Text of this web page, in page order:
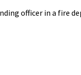
officer in a fire